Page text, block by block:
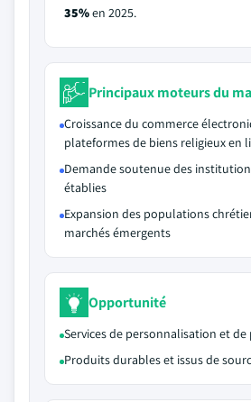
35%en 2025.
Principaux moteurs du
Croissance du commerce
plateformes de biens religieux en
Demande soutenue des
établies
Expansion des populations
marchés émergents
Opportunité
Services de personnalisation et
Produits durables et issus de